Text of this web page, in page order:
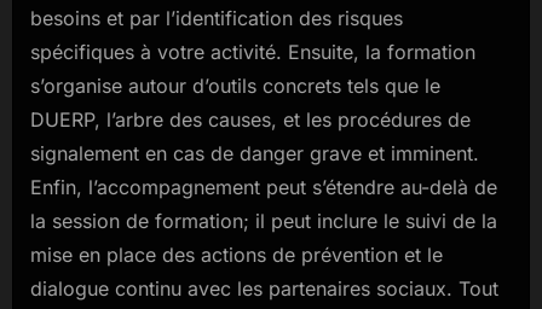
besoins et par l’identification des risques
spécifiques à votre activité. Ensuite, la formation
s’organise autour d’outils concrets tels que le
DUERP, l’arbre des causes, et les procédures de
signalement en cas de danger grave et imminent.
Enfin, l’accompagnement peut s’étendre au-delà de
la session de formation; il peut inclure le suivi de la
mise en place des actions de prévention et le
dialogue continu avec les partenaires sociaux. Tout